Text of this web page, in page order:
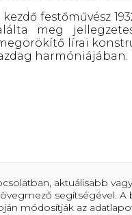
festőművész
meg
lírai
harmóniájában.
aktuálisabb
segítségével.
módosítják az